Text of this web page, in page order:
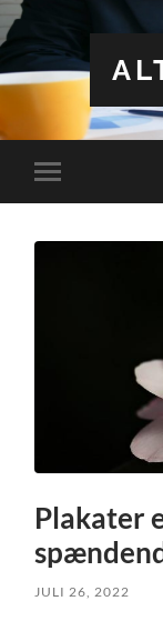
Toggle
mobile
Plakater
JULI 26, 2022